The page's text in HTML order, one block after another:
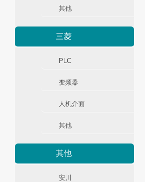
其他
三菱
PLC
变频器
人机介面
其他
其他
安川